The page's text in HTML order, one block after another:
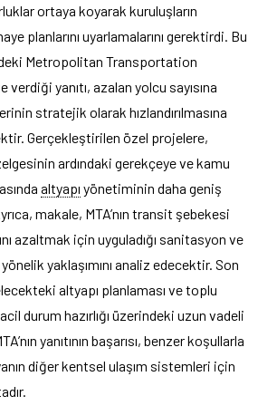
ortaya koyarak kuruluşların
planlarını uyarlamalarını gerektirdi. Bu
Metropolitan Transportation
verdiği yanıtı, azalan yolcu sayısına
stratejik olarak hızlandırılmasına
Gerçekleştirilen özel projelere,
ardındaki gerekçeye ve kamu
altyapı yönetiminin daha geniş
makale, MTA’nın transit şebekesi
azaltmak için uyguladığı sanitasyon ve
yaklaşımını analiz edecektir. Son
altyapı planlaması ve toplu
durum hazırlığı üzerindeki uzun vadeli
yanıtının başarısı, benzer koşullarla
diğer kentsel ulaşım sistemleri için